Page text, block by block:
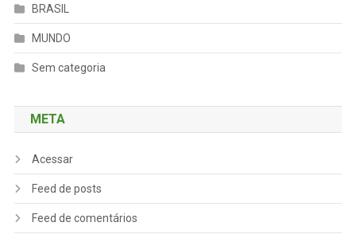
BRASIL
MUNDO
Sem categoria
META
Acessar
Feed de posts
Feed de comentários